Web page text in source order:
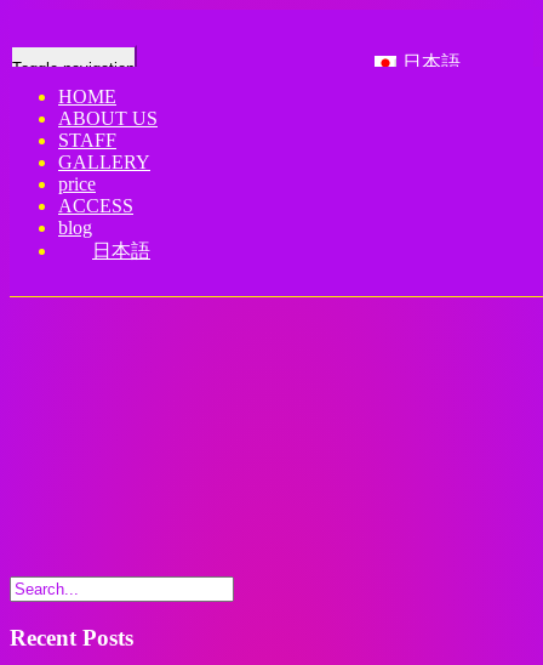
日本語
Toggle navigation
HOME
ABOUT US
STAFF
GALLERY
price
ACCESS
blog
日本語
「タイリラックスマッサージ」は 603
室にあります。
Home --「タイ…
Recent Posts